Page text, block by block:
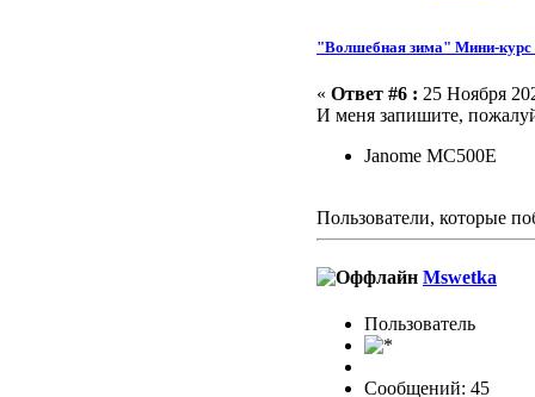
"Волшебная зима" Мини-курс
« Ответ #6 : 25 Ноября
И меня запишите,
Janome MC500E
Пользователи, которые
Mswetka
Пользоватeль
Сообщений: 45